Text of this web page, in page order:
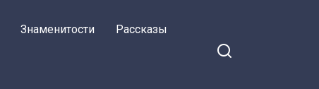
Знаменитости Рассказы